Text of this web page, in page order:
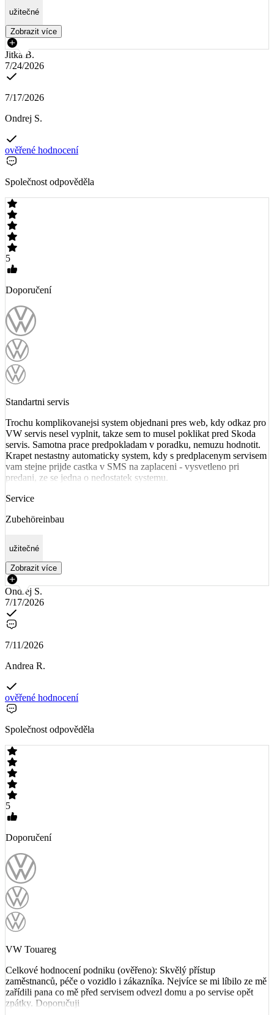
užitečné
Zobrazit více
Jitka B.
7/24/2026
7/17/2026
Ondrej S.
ověřené hodnocení
Společnost odpověděla
5
Doporučení
Standartni servis
Trochu komplikovanejsi system objednani pres web, kdy odkaz pro
VW servis nesel vyplnit, takze sem to musel poklikat pred Skoda
servis. Samotna prace predpokladam v poradku, nemuzu hodnotit.
Krapet nestastny automaticky system, kdy s predplacenym servisem
vam stejne prijde castka v SMS na zaplaceni - vysvetleno pri
predani, ze se jedna o nedostatek systemu.
Service
Zubehöreinbau
užitečné
Zobrazit více
Ondrej S.
7/17/2026
7/11/2026
Andrea R.
ověřené hodnocení
Společnost odpověděla
5
Doporučení
VW Touareg
Celkové hodnocení podniku (ověřeno): Skvělý přístup
zaměstnanců, péče o vozidlo i zákazníka. Nejvíce se mi líbilo ze mě
zařídili pana co mě před servisem odvezl domu a po servise opět
zpátky. Doporučuji